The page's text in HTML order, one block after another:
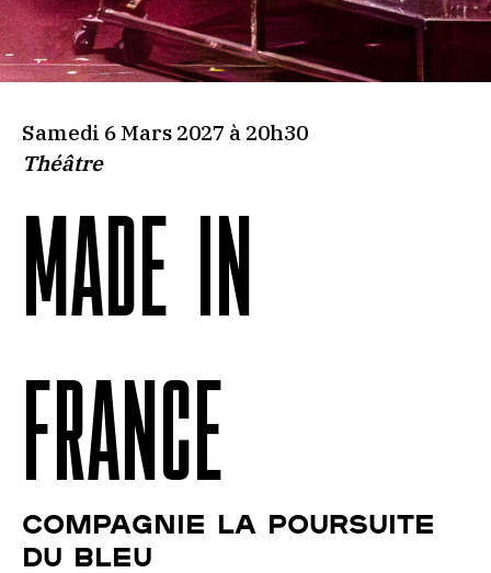
Samedi 6 Mars 2027 à 20h30
Théâtre
MADE IN
FRANCE
COMPAGNIE LA POURSUITE
DU BLEU